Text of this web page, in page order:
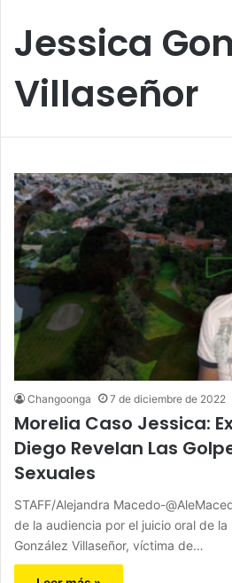
Jessica
Villaseñor
Changoonga 7 de diciembre de 2022
Morelia Caso Jessica:
Diego Revelan Las
Sexuales
STAFF/Alejandra Macedo-
de la audiencia por el juicio oral de la
González Villaseñor, víctima de…